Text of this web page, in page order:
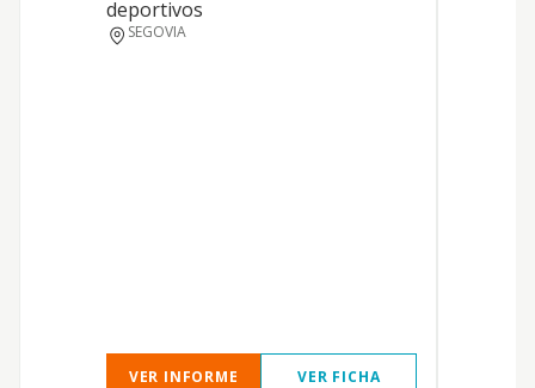
deportivos
SEGOVIA
VER INFORME VER FICHA